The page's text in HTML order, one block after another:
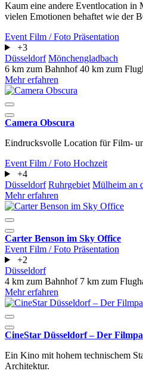
Kaum eine andere Eventlocation in
vielen Emotionen behaftet wie der
Event Film / Foto Präsentation
+3
Düsseldorf Mönchengladbach
6 km zum Bahnhof40 km zum
Mehr erfahren
Camera Obscura
Eindrucksvolle Location für Film-
Event Film / Foto Hochzeit
+4
Düsseldorf Ruhrgebiet Mülheim an
Mehr erfahren
Carter Benson im Sky Office
Event Film / Foto Präsentation
+2
Düsseldorf
4 km zum Bahnhof 7 km zum
Mehr erfahren
CineStar Düsseldorf – Der
Ein Kino mit hohem technischem
Architektur.